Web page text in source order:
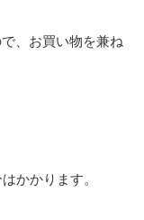
、お買い物を兼ね
かかります。